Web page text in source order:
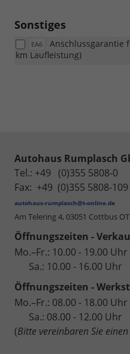
Sonstiges
EA6
Anschlussgarantie
km Laufleistung)
Autohaus Rumplasch
Tel.: +49 (0)355 5808-0
Fax: +49 (0)355 5808-109
autohaus-rumplasch@t-online.de
Am Telering 4, 03051 Cottbus
Öffnungszeiten -
Mo.–Fr.: 10.00 - 19.00 Uhr
Sa.: 10.00 - 16.00 Uhr
Öffnungszeiten -
Mo.–Fr.: 08.00 - 18.00 Uhr
Sa.: 08.00 - 12.00 Uhr
(Bitte vereinbaren Sie